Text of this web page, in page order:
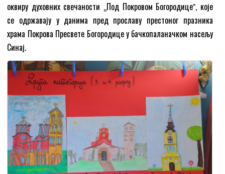
оквиру духовних свечаности „Под Покровом Богородицеˮ, које
се одржавају у данима пред прославу престоног празника
храма Покрова Пресвете Богородице у бачкопаланачком насељу
Синај.